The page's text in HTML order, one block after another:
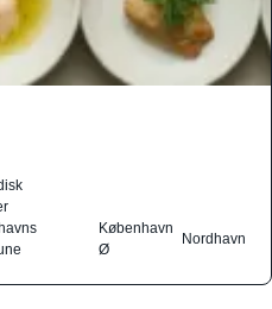
København
Ø
Nordhavn